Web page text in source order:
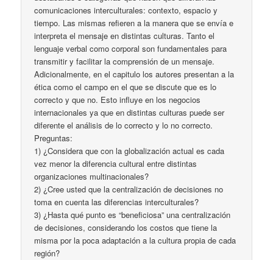
comunicaciones interculturales: contexto, espacio y
tiempo. Las mismas refieren a la manera que se envía e
interpreta el mensaje en distintas culturas. Tanto el
lenguaje verbal como corporal son fundamentales para
transmitir y facilitar la comprensión de un mensaje.
Adicionalmente, en el capitulo los autores presentan a la
ética como el campo en el que se discute que es lo
correcto y que no. Esto influye en los negocios
internacionales ya que en distintas culturas puede ser
diferente el análisis de lo correcto y lo no correcto.
Preguntas:
1) ¿Considera que con la globalización actual es cada
vez menor la diferencia cultural entre distintas
organizaciones multinacionales?
2) ¿Cree usted que la centralización de decisiones no
toma en cuenta las diferencias interculturales?
3) ¿Hasta qué punto es “beneficiosa” una centralización
de decisiones, considerando los costos que tiene la
misma por la poca adaptación a la cultura propia de cada
región?